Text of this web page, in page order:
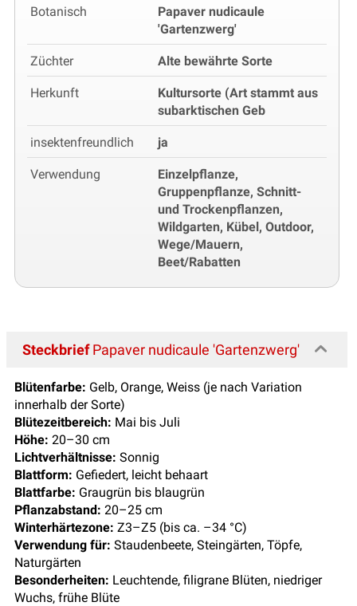
Botanisch
Papaver nudicaule
'Gartenzwerg'
Züchter Alte bewährte Sorte
Herkunft
Kultursorte (Art stammt aus
subarktischen Geb
insektenfreundlich ja
Verwendung
Einzelpflanze,
Gruppenpflanze, Schnitt-
und Trockenpflanzen,
Wildgarten, Kübel, Outdoor,
Wege/Mauern,
Beet/Rabatten
SteckbriefPapaver nudicaule 'Gartenzwerg'
Blütenfarbe: Gelb, Orange, Weiss (je nach Variation
innerhalb der Sorte)
Blütezeitbereich: Mai bis Juli
Höhe: 20–30 cm
Lichtverhältnisse: Sonnig
Blattform: Gefiedert, leicht behaart
Blattfarbe: Graugrün bis blaugrün
Pflanzabstand: 20–25 cm
Winterhärtezone: Z3–Z5 (bis ca. –34 °C)
Verwendung für: Staudenbeete, Steingärten, Töpfe,
Naturgärten
Besonderheiten: Leuchtende, filigrane Blüten, niedriger
Wuchs, frühe Blüte